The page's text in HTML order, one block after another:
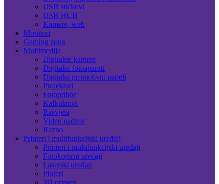
USB stickovi
USB HUB
Kamere, web
Monitori
Gaming zona
Multimedija
Digitalne kamere
Digitalni fotoaparati
Digitalni promotivni paneli
Projektori
Fotopribor
Kalkulatori
Rasvjeta
Video nadzor
Razno
Printeri i multifunkcijski uređaji
Printeri i multifunkcijski uređaji
Fotokopirni uređaji
Laserski uređaji
Ploteri
3D printeri